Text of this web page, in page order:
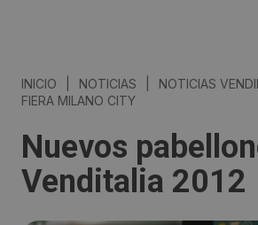
INICIO NOTICIAS NOTICIAS
FIERA MILANO CITY
Nuevos
Venditalia 2012